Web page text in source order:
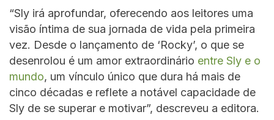
“Sly irá aprofundar, oferecendo aos leitores uma
visão íntima de sua jornada de vida pela primeira
vez. Desde o lançamento de ‘Rocky’, o que se
desenrolou é um amor extraordinário entre Sly e o
mundo, um vínculo único que dura há mais de
cinco décadas e reflete a notável capacidade de
Sly de se superar e motivar”, descreveu a editora.